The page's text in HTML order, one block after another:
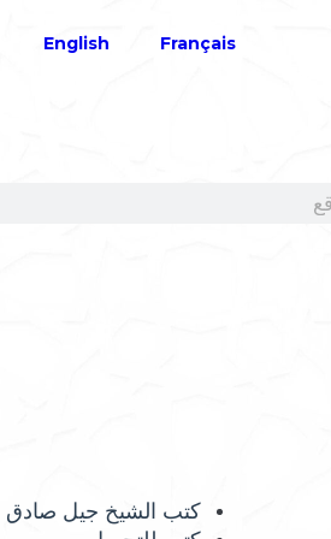
Français
English
كتب الشيخ جيل صادق